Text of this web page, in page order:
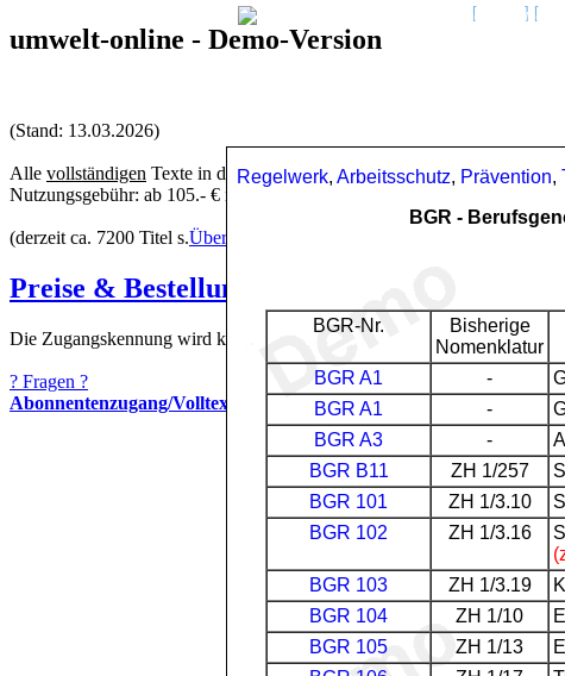
umwelt-online - Demo-Version
(Stand: 13.03.2026)
Alle vollständigen Texte in der aktuellen Fassung im Jahresabonnement
Nutzungsgebühr: ab 105.- € netto (Grundlizenz)
(derzeit ca. 7200 Titel s.Übersicht
Preise & Bestellung
Die Zugangskennung wird kurzfristig übermittelt
? Fragen ?
Abonnentenzugang/Volltextversion